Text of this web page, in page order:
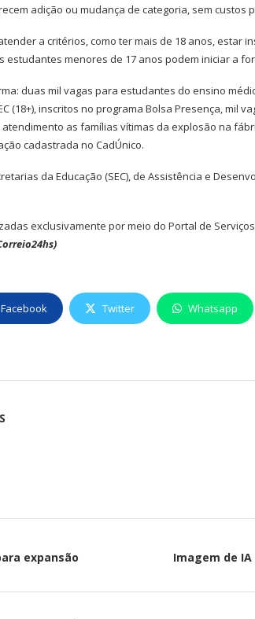
adição ou mudança de categoria, sem custos
a critérios, como ter mais de 18 anos, estar
estudantes menores de 17 anos podem iniciar a
duas mil vagas para estudantes do ensino
(18+), inscritos no programa Bolsa Presença, mil
as famílias vítimas da explosão na
cadastrada no CadÚnico.
da Educação (SEC), de Assistência e
exclusivamente por meio do Portal de
Facebook Twitter Whatsapp
expansão
Imagem de